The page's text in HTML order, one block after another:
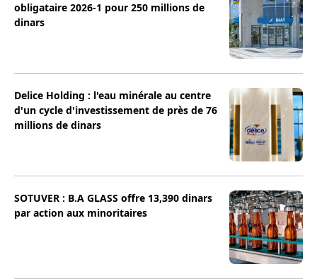
obligataire 2026-1 pour 250 millions de
dinars
Delice Holding : l'eau minérale au centre
d'un cycle d'investissement de près de 76
millions de dinars
SOTUVER : B.A GLASS offre 13,390 dinars
par action aux minoritaires